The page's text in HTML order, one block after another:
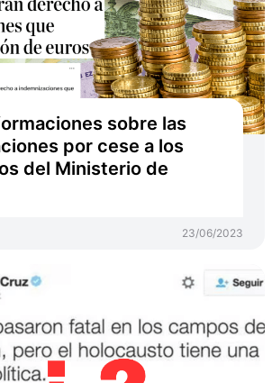
sobre las
por cese a los
del Ministerio de
23/06/2023